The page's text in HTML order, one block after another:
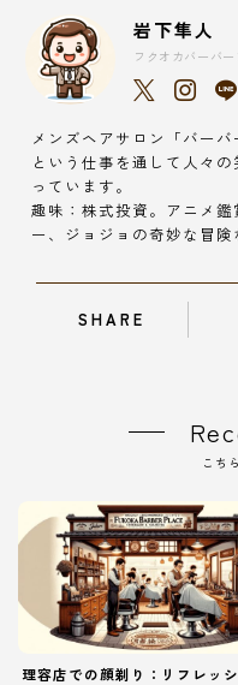
岩下隼人
フクオカバーバ
メンズヘアサロン「バー
という仕事を通して人々
っています。
趣味：株式投資。アニメ
ー、ジョジョの奇妙な冒険
SHARE
こち
理容店での顔剃り：リフレッ